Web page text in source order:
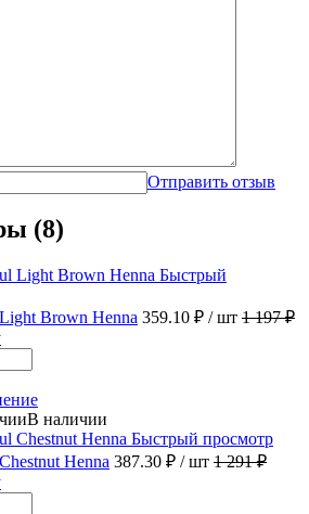
Отправить отзыв
(8)
Быстрый
Brown Henna 359.10 ₽ / шт 1 197 ₽
В наличии
Быстрый просмотр
Henna 387.30 ₽ / шт 1 291 ₽